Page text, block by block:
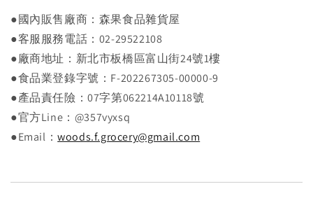
●國內販售廠商：森果食品雜貨屋
●客服服務電話：02-29522108
●廠商地址：新北市板橋區富山街24號1樓
●食品業登錄字號：F-202267305-00000-9
●產品責任險：07字第062214A10118號
●官方Line：@357vyxsq
●Email：woods.f.grocery@gmail.com